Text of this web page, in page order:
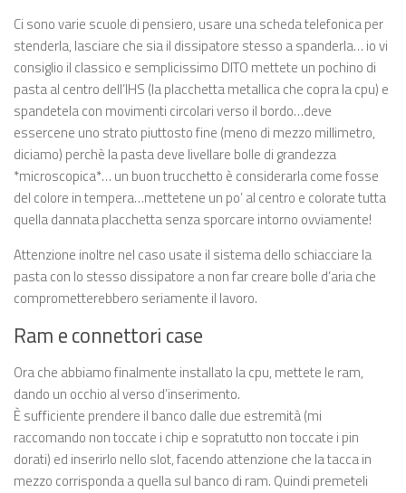
Ci sono varie scuole di pensiero, usare una scheda telefonica per
stenderla, lasciare che sia il dissipatore stesso a spanderla… io vi
consiglio il classico e semplicissimo DITO mettete un pochino di
pasta al centro dell’IHS (la placchetta metallica che copra la cpu) e
spandetela con movimenti circolari verso il bordo…deve
essercene uno strato piuttosto fine (meno di mezzo millimetro,
diciamo) perchè la pasta deve livellare bolle di grandezza
*microscopica*… un buon trucchetto è considerarla come fosse
del colore in tempera…mettetene un po’ al centro e colorate tutta
quella dannata placchetta senza sporcare intorno ovviamente!
Attenzione inoltre nel caso usate il sistema dello schiacciare la
pasta con lo stesso dissipatore a non far creare bolle d’aria che
comprometterebbero seriamente il lavoro.
Ram e connettori case
Ora che abbiamo finalmente installato la cpu, mettete le ram,
dando un occhio al verso d’inserimento.
È sufficiente prendere il banco dalle due estremità (mi
raccomando non toccate i chip e sopratutto non toccate i pin
dorati) ed inserirlo nello slot, facendo attenzione che la tacca in
mezzo corrisponda a quella sul banco di ram. Quindi premeteli